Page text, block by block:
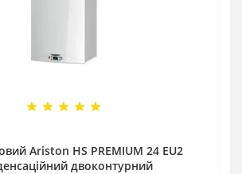
Ariston HS PREMIUM 24 EU2
двоконтурний